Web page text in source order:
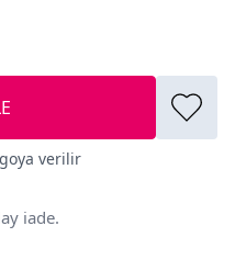
verilir
iade.